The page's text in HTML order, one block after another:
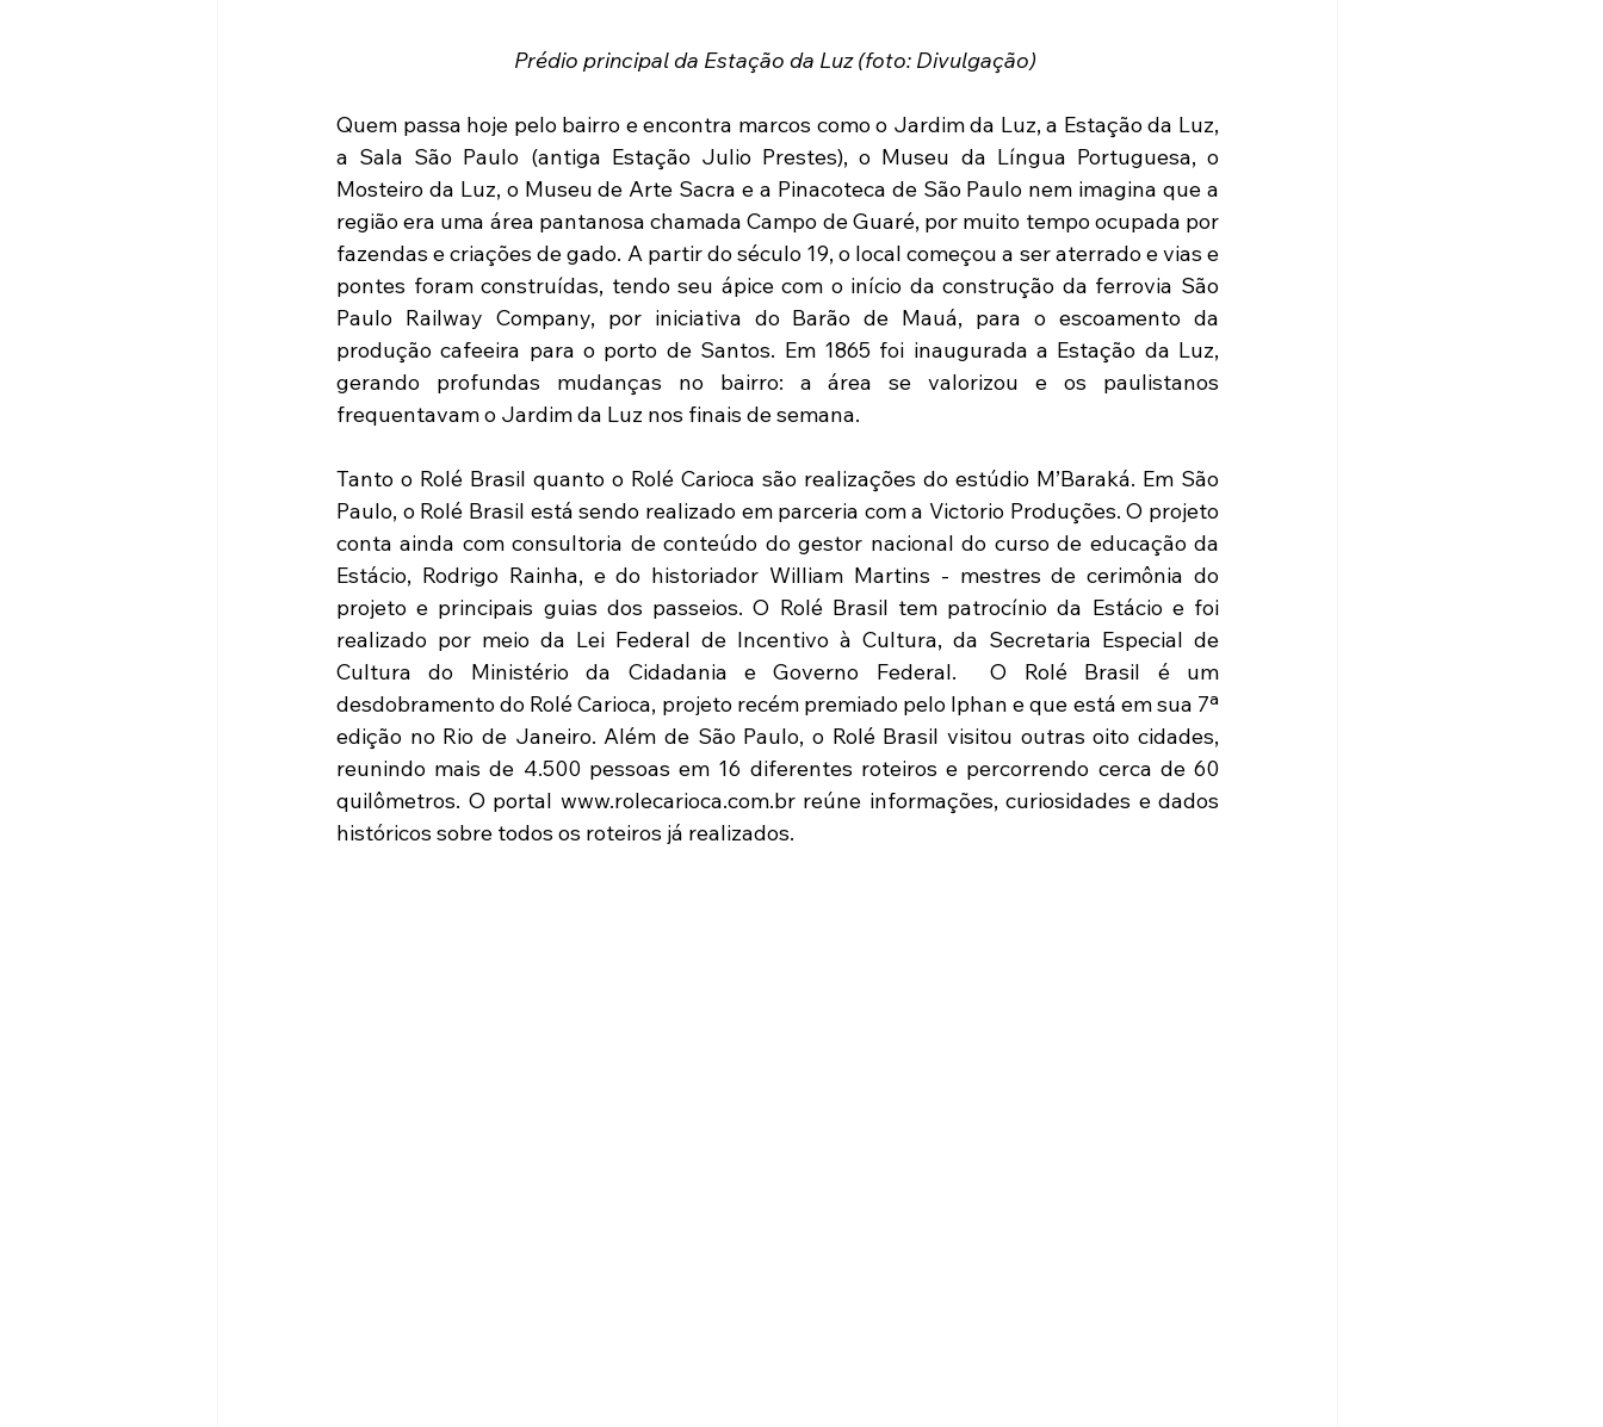
Prédio principal da Estação da Luz (foto: Divulgação)
Quem passa hoje pelo bairro e encontra marcos como o Jardim da Luz, a Estação da Luz,
a Sala São Paulo (antiga Estação Julio Prestes), o Museu da Língua Portuguesa, o
Mosteiro da Luz, o Museu de Arte Sacra e a Pinacoteca de São Paulo nem imagina que a
região era uma área pantanosa chamada Campo de Guaré, por muito tempo ocupada por
fazendas e criações de gado. A partir do século 19, o local começou a ser aterrado e vias e
pontes foram construídas, tendo seu ápice com o início da construção da ferrovia São
Paulo Railway Company, por iniciativa do Barão de Mauá, para o escoamento da
produção cafeeira para o porto de Santos. Em 1865 foi inaugurada a Estação da Luz,
gerando profundas mudanças no bairro: a área se valorizou e os paulistanos
frequentavam o Jardim da Luz nos finais de semana.
Tanto o Rolé Brasil quanto o Rolé Carioca são realizações do estúdio M’Baraká. Em São
Paulo, o Rolé Brasil está sendo realizado em parceria com a Victorio Produções. O projeto
conta ainda com consultoria de conteúdo do gestor nacional do curso de educação da
Estácio, Rodrigo Rainha, e do historiador William Martins - mestres de cerimônia do
projeto e principais guias dos passeios. O Rolé Brasil tem patrocínio da Estácio e foi
realizado por meio da Lei Federal de Incentivo à Cultura, da Secretaria Especial de
Cultura do Ministério da Cidadania e Governo Federal.  O Rolé Brasil é um
desdobramento do Rolé Carioca, projeto recém premiado pelo Iphan e que está em sua 7ª
edição no Rio de Janeiro. Além de São Paulo, o Rolé Brasil visitou outras oito cidades,
reunindo mais de 4.500 pessoas em 16 diferentes roteiros e percorrendo cerca de 60
quilômetros. O portal www.rolecarioca.com.br reúne informações, curiosidades e dados
históricos sobre todos os roteiros já realizados.